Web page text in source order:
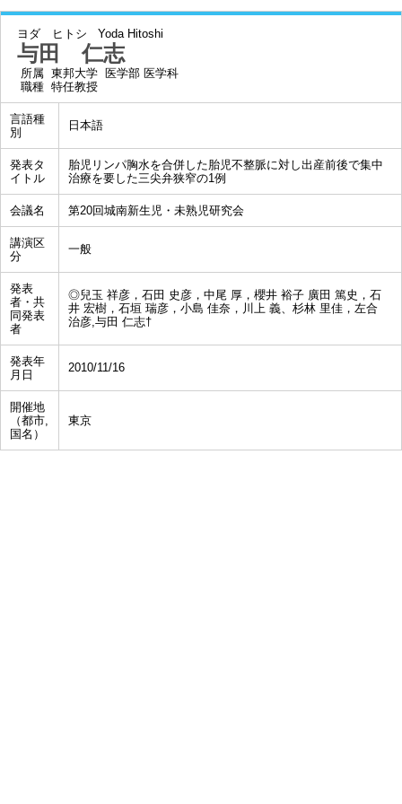
ヨダ ヒトシ Yoda Hitoshi
与田 仁志
所属 東邦大学 医学部 医学科
職種 特任教授
言語種
別
日本語
発表タ
イトル
胎児リンパ胸水を合併した胎児不整脈に対し出産前後で集中
治療を要した三尖弁狭窄の1例
会議名 第20回城南新生児・未熟児研究会
講演区
分
一般
発表
者・共
同発表
者
◎兒玉 祥彦，石田 史彦，中尾 厚，櫻井 裕子 廣田 篤史，石
井 宏樹，石垣 瑞彦，小島 佳奈，川上 義、杉林 里佳，左合
治彦,与田 仁志†
発表年
月日
2010/11/16
開催地
（都市,
国名）
東京